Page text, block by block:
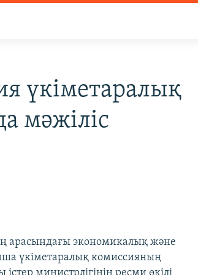
үкіметаралық
мәжіліс
арасындағы экономикалық және
үкіметаралық комиссияның